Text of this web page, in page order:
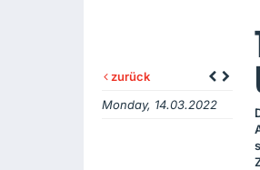
zurück
Monday, 14.03.2022